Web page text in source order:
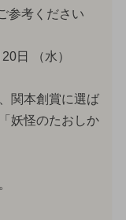
参考ください
日 （水）
関本創賞に選ば
妖怪のたおしか